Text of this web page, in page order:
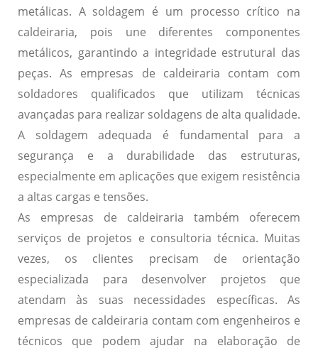
metálicas. A soldagem é um processo crítico na
caldeiraria, pois une diferentes componentes
metálicos, garantindo a integridade estrutural das
peças. As empresas de caldeiraria contam com
soldadores qualificados que utilizam técnicas
avançadas para realizar soldagens de alta qualidade.
A soldagem adequada é fundamental para a
segurança e a durabilidade das estruturas,
especialmente em aplicações que exigem resistência
a altas cargas e tensões.
As empresas de caldeiraria também oferecem
serviços de projetos e consultoria técnica. Muitas
vezes, os clientes precisam de orientação
especializada para desenvolver projetos que
atendam às suas necessidades específicas. As
empresas de caldeiraria contam com engenheiros e
técnicos que podem ajudar na elaboração de